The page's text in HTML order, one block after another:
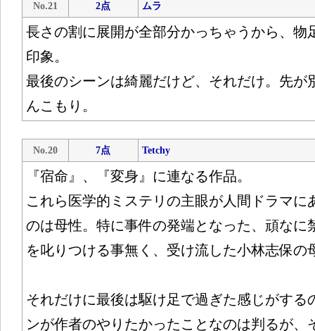
No.21 2点 ムラ
長さの割に展開が全部分かっちゃうから、物
印象。
最後のシーンは綺麗だけど、それだけ。先が
んこもり。
No.20 7点 Tetchy
『宿命』、『変身』に連なる作品。
これら医学的ミステリの主眼が人間ドラマに
のは母性。特に事件の発端となった、頑なに
を叱りつける事無く、受け流した小林志保の
それだけに最後は駆け足で過ぎた感じがする
ンが作者のやりたかったことなのは判るが、